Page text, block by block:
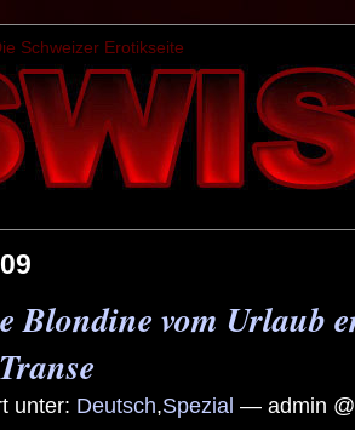
Schweizer Erotikseite
Blondine vom Urlaub
unter: Deutsch,Spezial — admin